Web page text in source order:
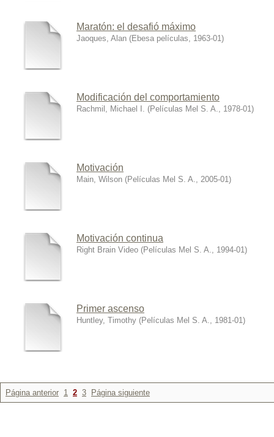
Maratón: el desafió máximo
Jaoques, Alan (Ebesa películas, 1963-01)
Modificación del comportamiento
Rachmil, Michael I. (Películas Mel S. A., 1978-01)
Motivación
Main, Wilson (Películas Mel S. A., 2005-01)
Motivación continua
Right Brain Video (Películas Mel S. A., 1994-01)
Primer ascenso
Huntley, Timothy (Películas Mel S. A., 1981-01)
Página anterior 1 2 3 Página siguiente